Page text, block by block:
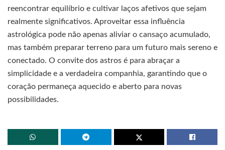
reencontrar equilíbrio e cultivar laços afetivos que sejam
realmente significativos. Aproveitar essa influência
astrológica pode não apenas aliviar o cansaço acumulado,
mas também preparar terreno para um futuro mais sereno e
conectado. O convite dos astros é para abraçar a
simplicidade e a verdadeira companhia, garantindo que o
coração permaneça aquecido e aberto para novas
possibilidades.